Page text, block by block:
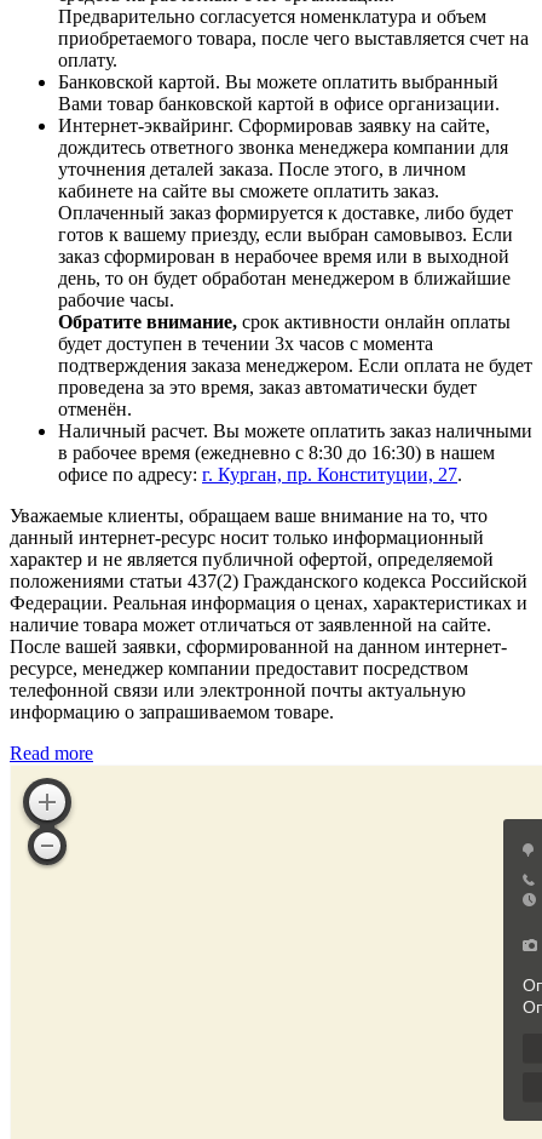
Предварительно согласуется номенклатура и объем
приобретаемого товара, после чего выставляется счет на
оплату.
Банковской картой. Вы можете оплатить выбранный
Вами товар банковской картой в офисе организации.
Интернет-эквайринг. Сформировав заявку на сайте,
дождитесь ответного звонка менеджера компании для
уточнения деталей заказа. После этого, в личном
кабинете на сайте вы сможете оплатить заказ.
Оплаченный заказ формируется к доставке, либо будет
готов к вашему приезду, если выбран самовывоз. Если
заказ сформирован в нерабочее время или в выходной
день, то он будет обработан менеджером в ближайшие
рабочие часы.
Обратите внимание, срок активности онлайн оплаты
будет доступен в течении 3х часов с момента
подтверждения заказа менеджером. Если оплата не будет
проведена за это время, заказ автоматически будет
отменён.
Наличный расчет. Вы можете оплатить заказ наличными
в рабочее время (ежедневно с 8:30 до 16:30) в нашем
офисе по адресу: г. Курган, пр. Конституции, 27.
Уважаемые клиенты, обращаем ваше внимание на то, что
данный интернет-ресурс носит только информационный
характер и не является публичной офертой, определяемой
положениями статьи 437(2) Гражданского кодекса Российской
Федерации. Реальная информация о ценах, характеристиках и
наличие товара может отличаться от заявленной на сайте.
После вашей заявки, сформированной на данном интернет-
ресурсе, менеджер компании предоставит посредством
телефонной связи или электронной почты актуальную
информацию о запрашиваемом товаре.
Read more